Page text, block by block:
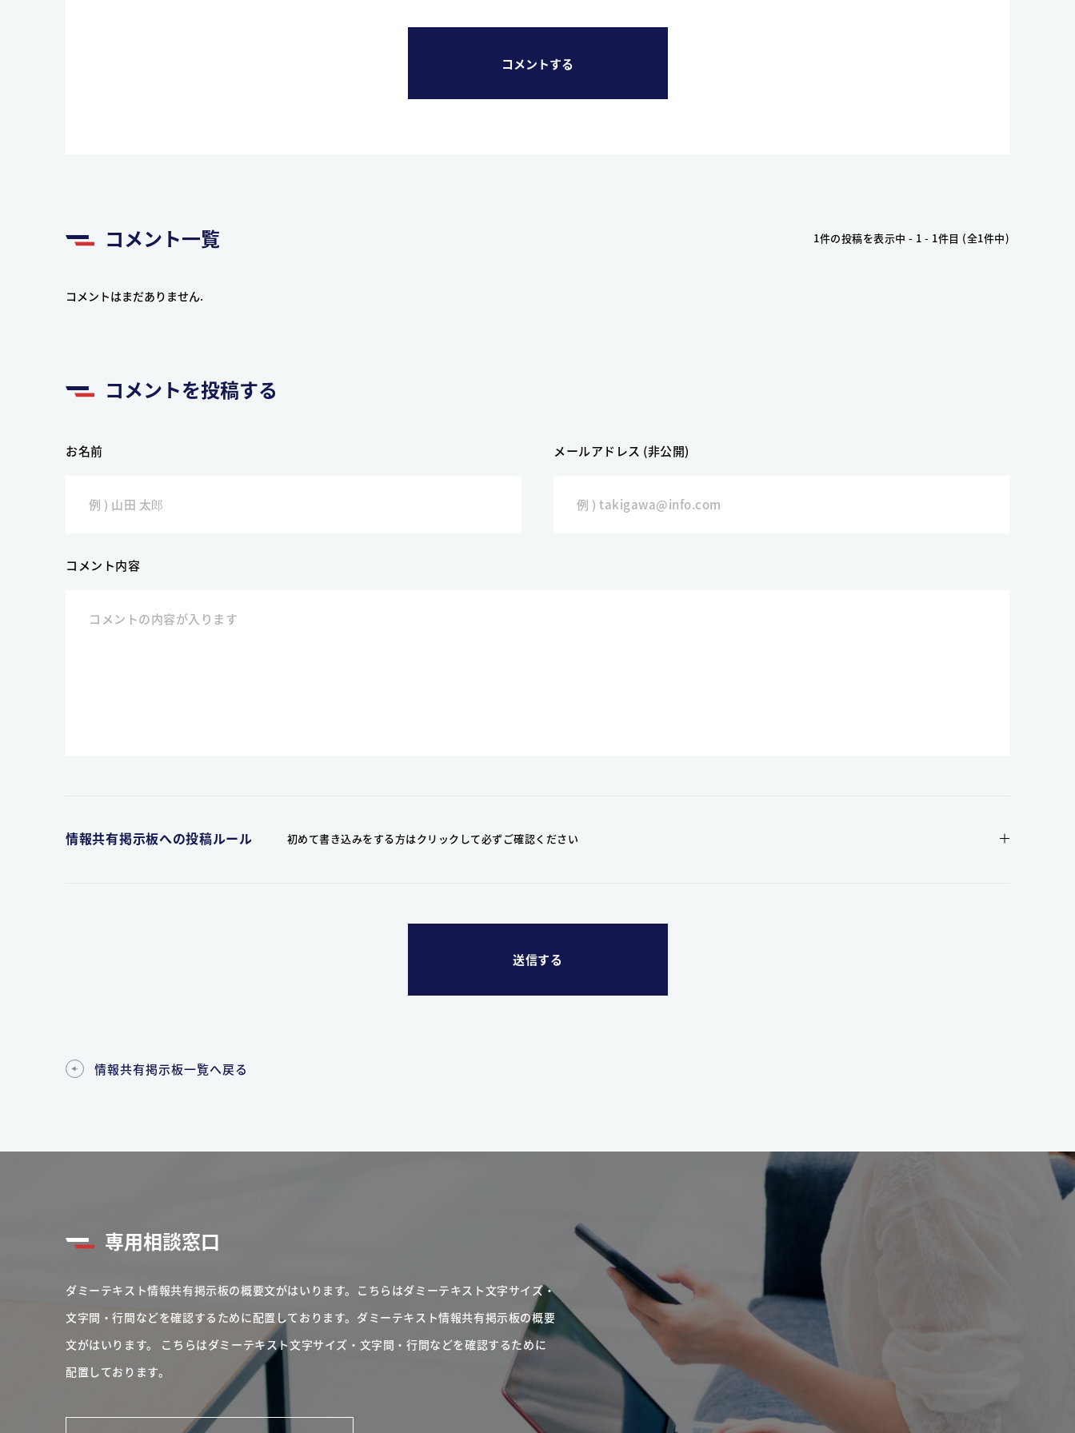
コメントする
コメント一覧 1件の投稿を表示中 - 1 - 1件目 (全1件中)
コメントはまだありません.
コメントを投稿する
お名前 メールアドレス (非公開)
コメント内容
情報共有掲示板への投稿ルール 初めて書き込みをする方はクリックして必ずご確認ください
情報共有掲示板一覧へ戻る
専用相談窓口
ダミーテキスト情報共有掲示板の概要文がはいります。こちらはダミーテキスト文字サイズ・
文字間・行間などを確認するために配置しております。ダミーテキスト情報共有掲示板の概要
文がはいります。 こちらはダミーテキスト文字サイズ・文字間・行間などを確認するために
配置しております。